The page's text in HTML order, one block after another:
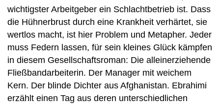
wichtigster Arbeitgeber ein Schlachtbetrieb ist. Dass
die Hühnerbrust durch eine Krankheit verhärtet, sie
wertlos macht, ist hier Problem und Metapher. Jeder
muss Federn lassen, für sein kleines Glück kämpfen
in diesem Gesellschaftsroman: Die alleinerziehende
Fließbandarbeiterin. Der Manager mit weichem
Kern. Der blinde Dichter aus Afghanistan. Ebrahimi
erzählt einen Tag aus deren unterschiedlichen